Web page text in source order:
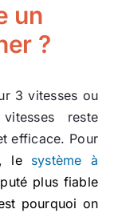
un
?
3 vitesses ou
reste
efficace. Pour
le système à
plus fiable
pourquoi on